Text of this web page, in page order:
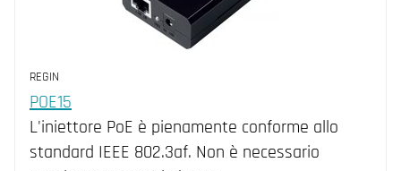
REGIN
POE15
L'iniettore PoE è pienamente conforme allo
standard IEEE 802.3af. Non è necessario